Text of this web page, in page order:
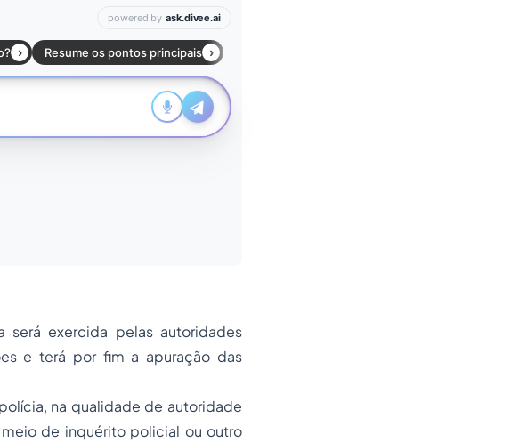
será exercida pelas autoridades
e terá por fim a apuração das
na qualidade de autoridade
de inquérito policial ou outro